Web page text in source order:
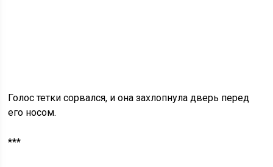
Голос тетки сорвался, и она захлопнула дверь перед
его носом.
***